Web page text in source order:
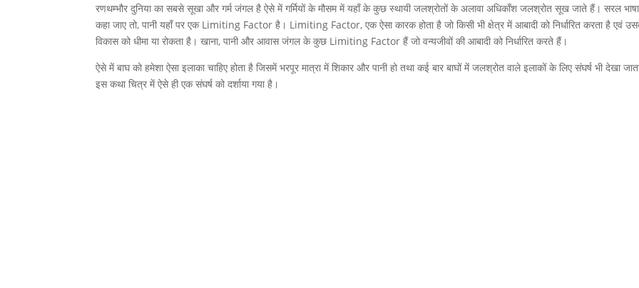
रणथम्भौर दुनिया का सबसे सूखा और गर्म जंगल है ऐसे में गर्मियों के मौसम में यहाँ के कुछ स्थायी जलश्रोतों के अलावा अधिकाँश जलश्रोत सूख जाते हैं। सरल
कहा जाए तो, पानी यहाँ पर एक Limiting Factor है। Limiting Factor, एक ऐसा कारक होता है जो किसी भी क्षेत्र में आबादी को निर्धारित करता है एवं
विकास को धीमा या रोकता है। खाना, पानी और आवास जंगल के कुछ Limiting Factor हैं जो वन्यजीवों की आबादी को निर्धारित करते हैं।
ऐसे में बाघ को हमेशा ऐसा इलाका चाहिए होता है जिसमें भरपूर मात्रा में शिकार और पानी हो तथा कई बार बाघों में जलश्रोत वाले इलाकों के लिए संघर्ष भी देखा
इस कथा चित्र में ऐसे ही एक संघर्ष को दर्शाया गया है।